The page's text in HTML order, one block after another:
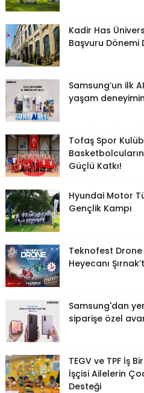
Kadir Has
Başvuru Dönemi
Samsung’un ilk
yaşam
Tofaş Spor
Güçlü Katkı!
Hyundai Motor
Gençlik Kampı
Teknofest Drone
Heyecanı
Samsung'dan
siparişe özel
TEGV ve TPF İş
İşçisi Ailelerin
Desteği